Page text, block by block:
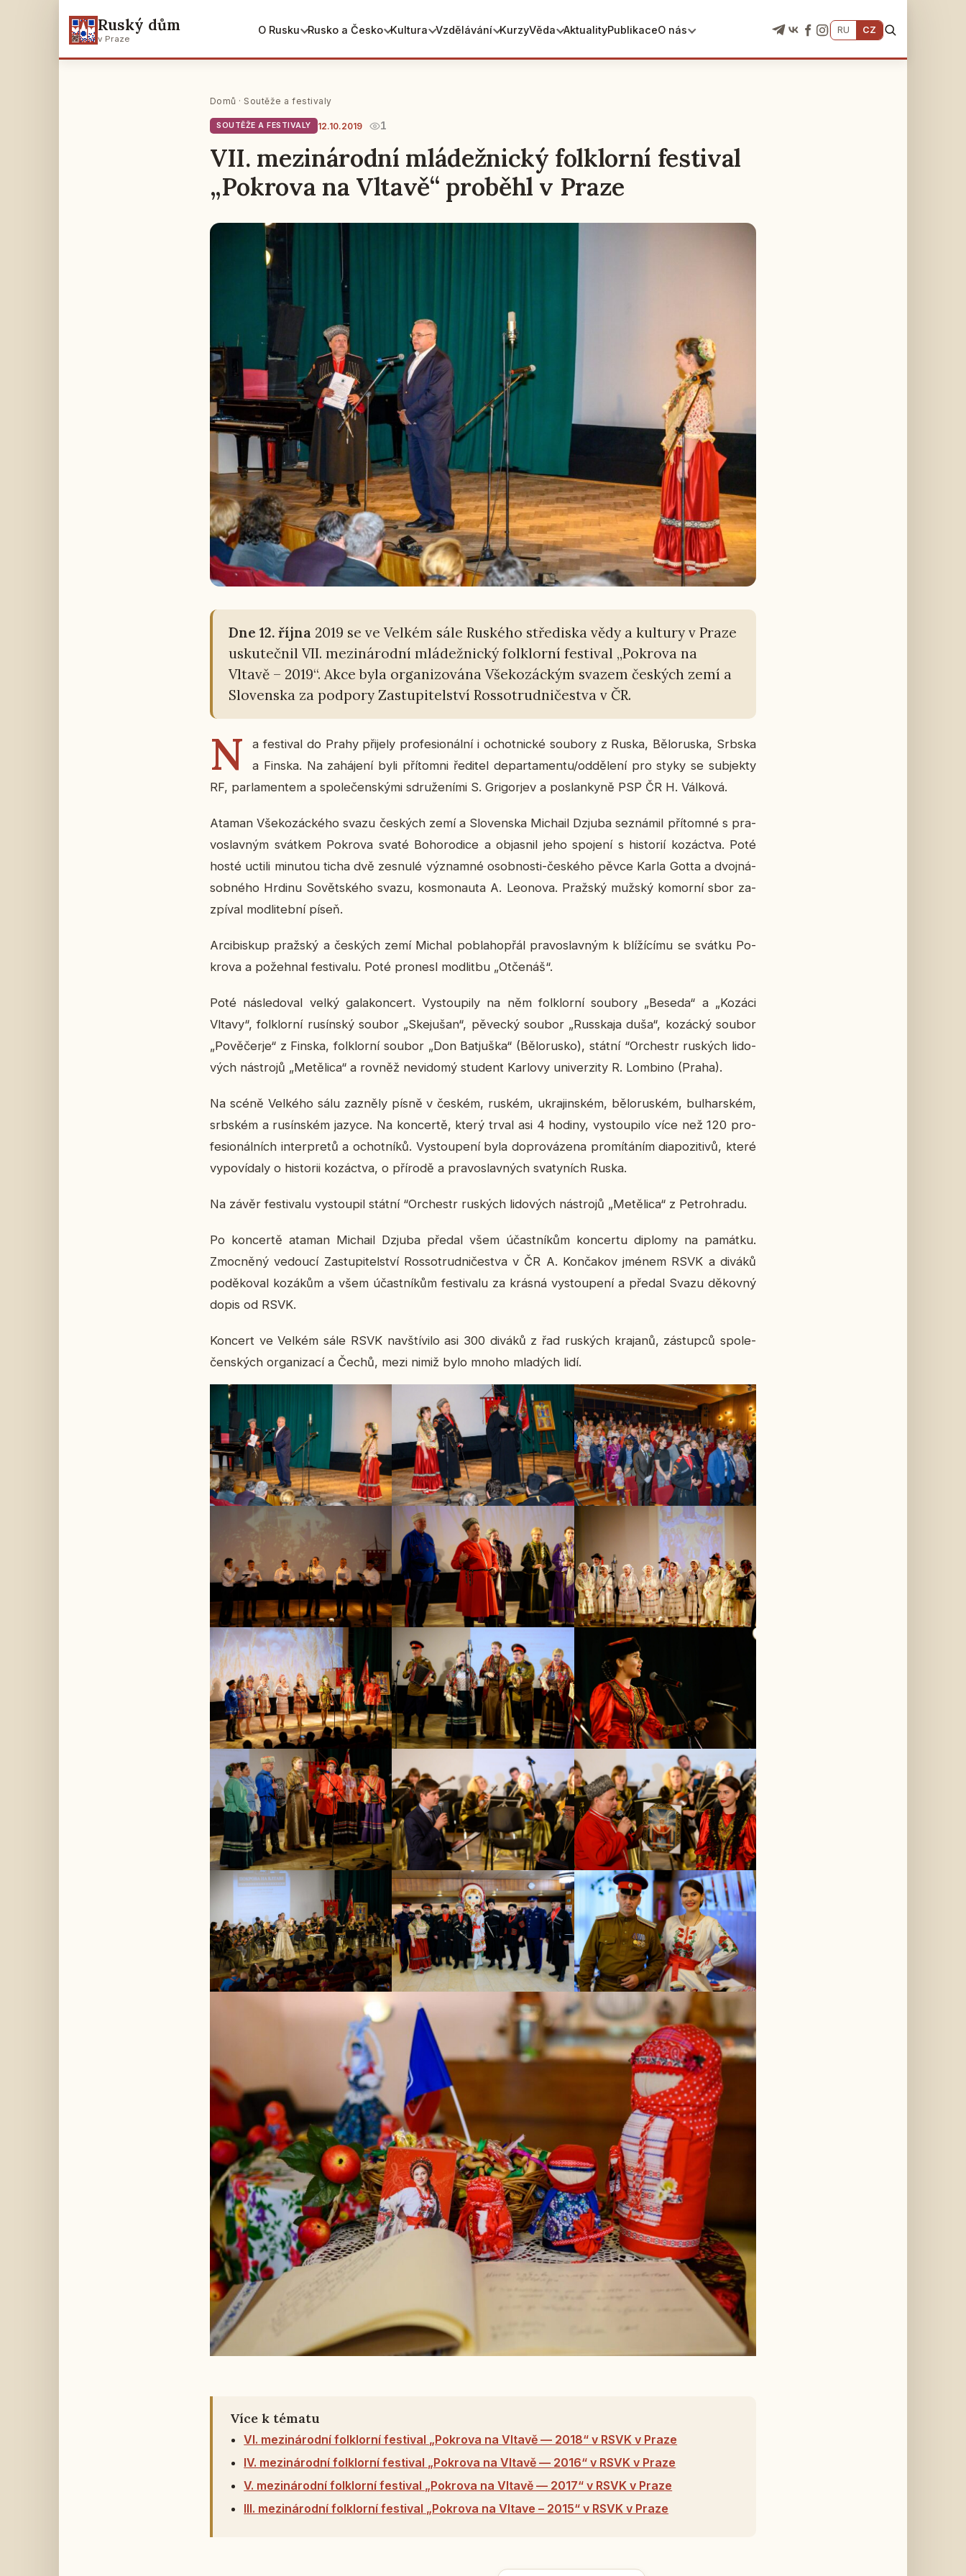
Ruský dům
v Praze
O Rusku Rusko a Česko Kultura Vzdělávání KurzyVěda AktualityPublikaceO nás RU CZ
Domů · Soutěže a festivaly
SOUTĚŽE A FESTIVALY 12.10.2019 1
VII. mezinárodní mládežnický folklorní festival
„Pokrova na Vltavě“ proběhl v Praze
Dne 12. října 2019 se ve Velkém sále Rus­ké­ho stře­dis­ka vědy a kul­tu­ry v Praze
usku­teč­nil VII. me­zi­ná­rod­ní mlá­dež­nic­ký folklor­ní fes­ti­val „Po­kro­va na
Vltavě – 2019“. Akce byla or­ga­ni­zo­vá­na Vše­ko­zác­kým svazem čes­kých zemí a
Slo­ven­ska za pod­po­ry Za­stu­pi­tel­ství Ros­so­trud­ni­čestva v ČR.
N
a fes­ti­val do Prahy při­je­ly pro­fe­si­o­nál­ní i ochot­nic­ké sou­bo­ry z Ruska, Bě­lo­rus­ka, Srbska
a Finska. Na za­há­je­ní byli pří­tomni ře­di­tel de­par­ta­men­tu/od­dě­le­ní pro styky se sub­jek­ty
RF, par­la­men­tem a spo­le­čen­ský­mi sdru­že­ní­mi S. Gri­go­rjev a po­slan­ky­ně PSP ČR H. Vál­ko­vá.
Ataman Vše­ko­zác­ké­ho svazu čes­kých zemí a Slo­ven­ska Mi­chail Dzjuba se­zná­mil pří­tom­né s pra­
voslav­ným svát­kem Po­kro­va svaté Bo­ho­ro­di­ce a ob­jas­nil jeho spo­je­ní s his­to­rií ko­zác­tva. Poté
hosté uctili mi­nu­tou ticha dvě ze­snu­lé vý­znam­né osob­nos­ti-čes­ké­ho pěvce Karla Gotta a dvoj­ná­
sob­né­ho Hrdinu So­vět­ské­ho svazu, kos­mo­nau­ta A. Le­o­no­va. Praž­ský mužský ko­mor­ní sbor za­
zpí­val mod­li­teb­ní píseň.
Ar­ci­bis­kup praž­ský a čes­kých zemí Michal po­bla­ho­přál pra­voslav­ným k blí­ží­cí­mu se svátku Po­
kro­va a po­žeh­nal fes­ti­va­lu. Poté pro­ne­sl mod­lit­bu „Otče­náš“.
Poté ná­sle­do­val velký ga­la­kon­cert. Vy­stou­pi­ly na něm folklor­ní sou­bo­ry „Beseda“ a „Kozáci
Vltavy“, folklor­ní ru­sín­ský soubor „Skej­ušan“, pě­vec­ký soubor „Russ­ka­ja duša“, ko­zác­ký soubor
„Po­vě­čerje“ z Finska, folklor­ní soubor „Don Batjuš­ka“ (Bě­lo­rus­ko), státní “Or­chestr rus­kých li­do­
vých ná­stro­jů „Me­tě­li­ca“ a rovněž ne­vi­do­mý stu­dent Kar­lo­vy uni­ver­zi­ty R. Lom­bi­no (Praha).
Na scéně Vel­ké­ho sálu za­zně­ly písně v českém, ruském, ukra­jin­ském, bě­lo­rus­kém, bul­har­ském,
srb­ském a ru­sín­ském jazyce. Na kon­cer­tě, který trval asi 4 hodiny, vy­stou­pi­lo více než 120 pro­
fe­si­o­nál­ních in­ter­pre­tů a ochot­ní­ků. Vy­stou­pe­ní byla do­pro­vá­ze­na pro­mí­tá­ním di­a­po­zi­ti­vů, které
vy­po­ví­da­ly o his­to­rii ko­zác­tva, o pří­ro­dě a pra­voslav­ných sva­ty­ních Ruska.
Na závěr fes­ti­va­lu vy­stou­pil státní “Or­chestr rus­kých li­do­vých ná­stro­jů „Me­tě­li­ca“ z Pe­t­ro­hra­du.
Po kon­cer­tě ataman Mi­chail Dzjuba předal všem účast­ní­kům kon­cer­tu di­plo­my na pa­mát­ku.
Zmoc­ně­ný ve­dou­cí Za­stu­pi­tel­ství Ros­so­trud­ni­čestva v ČR A. Kon­ča­kov jménem RSVK a diváků
po­dě­ko­val ko­zá­kům a všem účast­ní­kům fes­ti­va­lu za krásná vy­stou­pe­ní a předal Svazu dě­kov­ný
dopis od RSVK.
Kon­cert ve Velkém sále RSVK na­vští­vi­lo asi 300 diváků z řad rus­kých kra­ja­nů, zá­stup­ců spo­le­
čen­ských or­ga­ni­za­cí a Čechů, mezi nimiž bylo mnoho mla­dých lidí.
Více k tématu
VI. mezinárodní folklorní festival „Pokrova na Vltavě — 2018“ v RSVK v Praze
IV. mezinárodní folklorní festival „Pokrova na Vltavě — 2016“ v RSVK v Praze
V. mezinárodní folklorní festival „Pokrova na Vltavě — 2017“ v RSVK v Praze
III. mezinárodní folklorní festival „Pokrova na Vltave – 2015“ v RSVK v Praze